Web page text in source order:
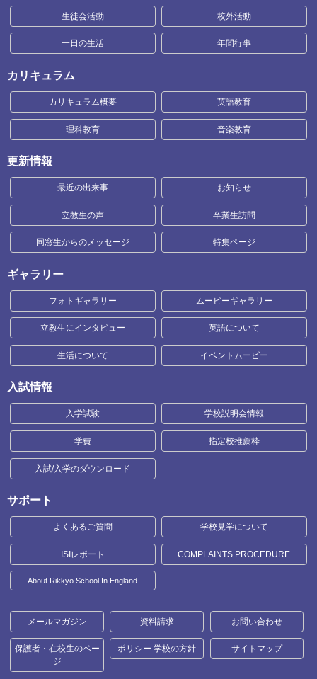
生徒会活動 校外活動
一日の生活 年間行事
カリキュラム
カリキュラム概要 英語教育
理科教育 音楽教育
更新情報
最近の出来事 お知らせ
立教生の声 卒業生訪問
同窓生からのメッセージ 特集ページ
ギャラリー
フォトギャラリー ムービーギャラリー
立教生にインタビュー 英語について
生活について イベントムービー
入試情報
入学試験 学校説明会情報
学費 指定校推薦枠
入試/入学のダウンロード
サポート
よくあるご質問 学校見学について
ISIレポート COMPLAINTS PROCEDURE
About Rikkyo School In England
メールマガジン 資料請求 お問い合わせ
保護者・在校生のペー
ジ
ポリシー 学校の方針 サイトマップ